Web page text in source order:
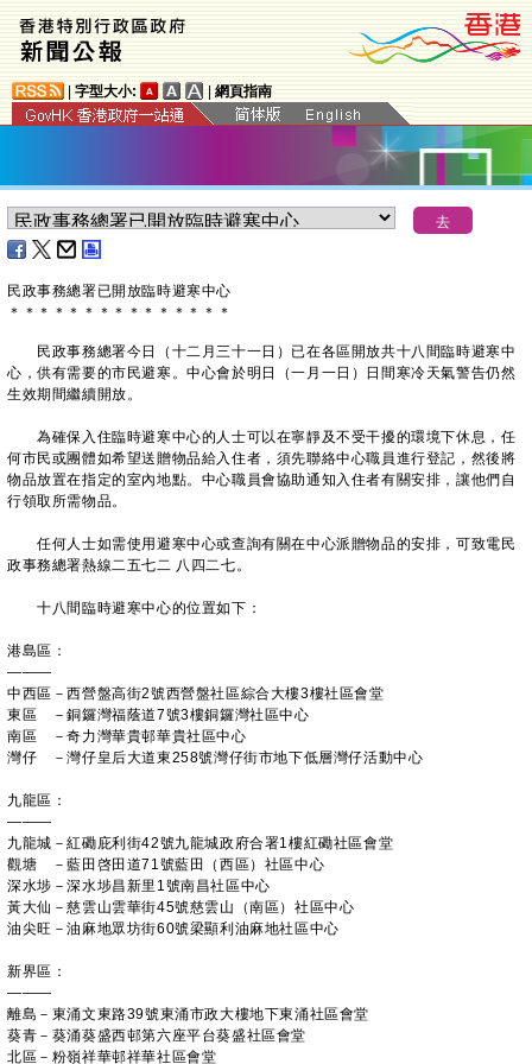
字型大小: 網頁指南
民政事務總署已開放臨時避寒中心
＊ ＊ ＊ ＊ ＊ ＊ ＊ ＊ ＊ ＊ ＊ ＊ ＊ ＊ ＊
​民政事務總署今日（十二月三十一日）已在各區開放共十八間臨時避寒中
心，供有需要的市民避寒。中心會於明日（一月一日）日間寒冷天氣警告仍然
生效期間繼續開放。
為確保入住臨時避寒中心的人士可以在寧靜及不受干擾的環境下休息，任
何市民或團體如希望送贈物品給入住者，須先聯絡中心職員進行登記，然後將
物品放置在指定的室內地點。中心職員會協助通知入住者有關安排，讓他們自
行領取所需物品。
任何人士如需使用避寒中心或查詢有關在中心派贈物品的安排，可致電民
政事務總署熱線二五七二 八四二七。
十八間臨時避寒中心的位置如下：
港島區：
———
中西區－西營盤高街2號西營盤社區綜合大樓3樓社區會堂
東區 －銅鑼灣福蔭道7號3樓銅鑼灣社區中心
南區 －奇力灣華貴邨華貴社區中心
灣仔 －灣仔皇后大道東258號灣仔街市地下低層灣仔活動中心
九龍區：
———
九龍城－紅磡庇利街42號九龍城政府合署1樓紅磡社區會堂
觀塘 －藍田啓田道71號藍田（西區）社區中心
深水埗－深水埗昌新里1號南昌社區中心
黃大仙－慈雲山雲華街45號慈雲山（南區）社區中心
油尖旺－油麻地眾坊街60號梁顯利油麻地社區中心
新界區：
———
離島－東涌文東路39號東涌市政大樓地下東涌社區會堂
葵青－葵涌葵盛西邨第六座平台葵盛社區會堂
北區－粉嶺祥華邨祥華社區會堂